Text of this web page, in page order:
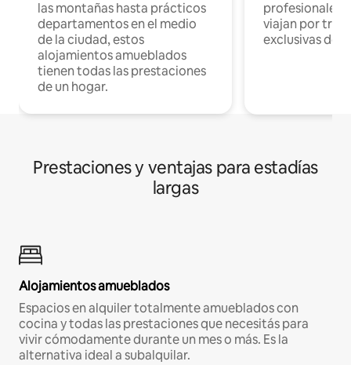
las montañas hasta prácticos
departamentos en el medio
de la ciudad, estos
alojamientos amueblados
tienen todas las prestaciones
de un hogar.
profesionales
viajan por
exclusivas de
Prestaciones y ventajas para estadías
largas
Alojamientos amueblados
Espacios en alquiler totalmente amueblados con
cocina y todas las prestaciones que necesitás para
vivir cómodamente durante un mes o más. Es la
alternativa ideal a subalquilar.